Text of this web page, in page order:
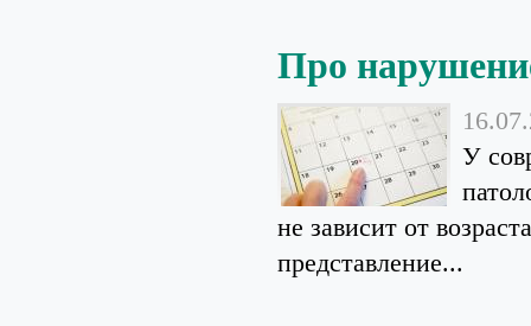
Про
У
не зависит от
представление...